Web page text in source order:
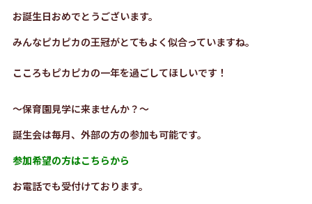
お誕生日おめでとうございます。
みんなピカピカの王冠がとてもよく似合っていますね。
こころもピカピカの一年を過ごしてほしいです！
〜保育園見学に来ませんか？〜
誕生会は毎月、外部の方の参加も可能です。
参加希望の方はこちらから
お電話でも受付けております。